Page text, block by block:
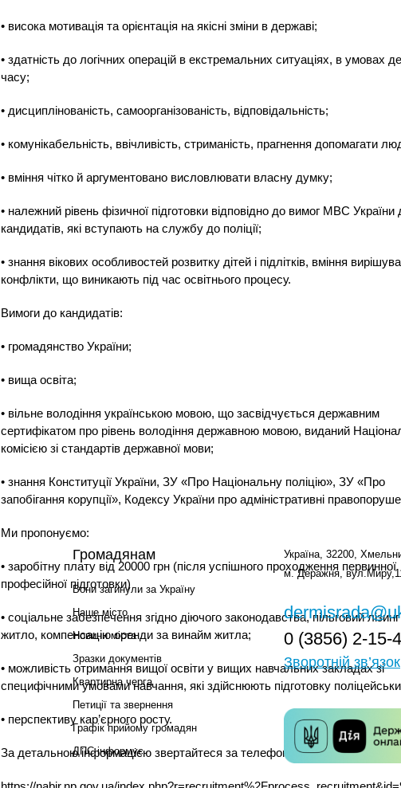
• висока мотивація та орієнтація на якісні зміни в державі;
• здатність до логічних операцій в екстремальних ситуаціях, в умовах
часу;
• дисциплінованість, самоорганізованість, відповідальність;
• комунікабельність, ввічливість, стриманість, прагнення допомагати
• вміння чітко й аргументовано висловлювати власну думку;
• належний рівень фізичної підготовки відповідно до вимог МВС України
кандидатів, які вступають на службу до поліції;
• знання вікових особливостей розвитку дітей і підлітків, вміння
конфлікти, що виникають під час освітнього процесу.
Вимоги до кандидатів:
• громадянство України;
• вища освіта;
• вільне володіння українською мовою, що засвідчується державним
сертифікатом про рівень володіння державною мовою, виданий
комісією зі стандартів державної мови;
• знання Конституції України, ЗУ «Про Національну поліцію», ЗУ «Про
запобігання корупції», Кодексу України про адміністративні
Ми пропонуємо:
• заробітну плату від 20000 грн (після успішного проходження первинної
професійної підготовки)
• соціальне забезпечення згідно діючого законодавства, пільговий
житло, компенсацію оренди за винайм житла;
• можливість отримання вищої освіти у вищих навчальних закладах зі
специфічними умовами навчання, які здійснюють підготовку
• перспективу кар’єрного росту.
За детальною інформацією звертайтеся за телефоном – 067-370-33-60.
Громадянам
Вони загинули за Україну
Наше місто
Новини міста
Зразки документів
Квартирна черга
Петиції та звернення
Графік прийому громадян
ДПС інформує
Україна, 32200,
м. Деражня,
0 (3856) 2-15-
Зворотній зв’язок